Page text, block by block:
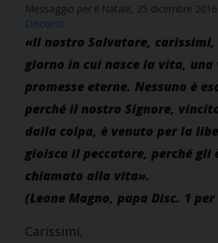
Messaggio per il Natale, 25 dicembre 2016
Discorso
«Il nostro Salvatore,
giorno in cui nasce la vita,
promesse eterne. Nessuno è
perché il nostro Signore,
dalla colpa, è venuto per la
gioisca il peccatore, perché
chiamato alla vita».
(Leone Magno, papa Disc. 1
Carissimi,